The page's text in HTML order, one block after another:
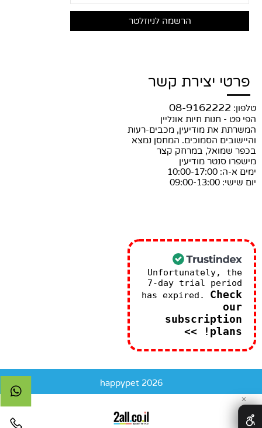
פרטי יצירת קשר
טלפון: 08-9162222
הפי פט - חנות חיות אונליין
המשרתת את מודיעין, מכבים-רעות
והיישובים הסמוכים. המחסן נמצא
בכפר שמואל, במרחק קצר
מישפרו סנטר מודיעין
ימים א-ה: 10:00-17:00
יום שישי: 09:00-13:00
Unfortunately, the
7-day trial period
has expired. Check
our
subscription
plans! >>
happypet 2026
✕